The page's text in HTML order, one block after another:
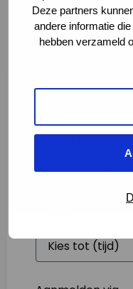
Deze partners
andere informatie
hebben verzameld
Starttijd*